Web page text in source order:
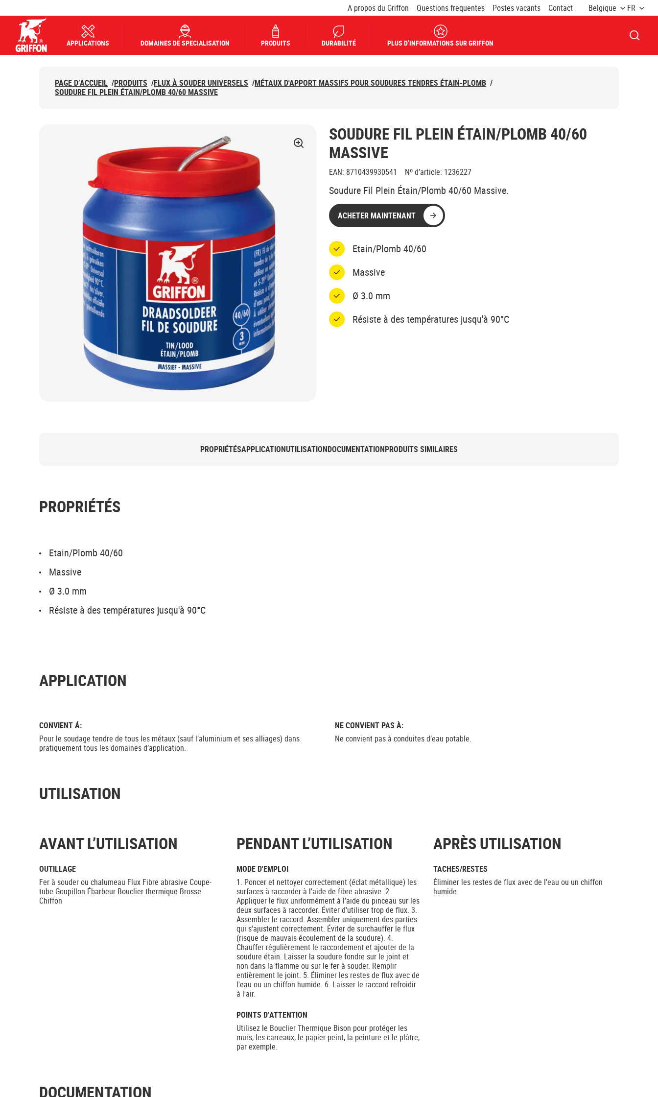
A propos du Griffon Questions frequentes Postes vacants Contact Belgique FR
APPLICATIONS DOMAINES DE SPECIALISATION PRODUITS DURABILITÉ PLUS D’INFORMATIONS SUR GRIFFON
PAGE D’ACCUEIL /PRODUITS /FLUX À SOUDER UNIVERSELS /MÉTAUX D'APPORT MASSIFS POUR SOUDURES TENDRES ÉTAIN-PLOMB /
SOUDURE FIL PLEIN ÉTAIN/PLOMB 40/60 MASSIVE
SOUDURE FIL PLEIN ÉTAIN/PLOMB 40/60
MASSIVE
EAN: 8710439930541 Nº d’article: 1236227
Soudure Fil Plein Étain/Plomb 40/60 Massive.
ACHETER MAINTENANT
Etain/Plomb 40/60
Massive
Ø 3.0 mm
Résiste à des températures jusqu'à 90°C
PROPRIÉTÉSAPPLICATIONUTILISATIONDOCUMENTATIONPRODUITS SIMILAIRES
PROPRIÉTÉS
Etain/Plomb 40/60
Massive
Ø 3.0 mm
Résiste à des températures jusqu'à 90°C
APPLICATION
CONVIENT Á:
Pour le soudage tendre de tous les métaux (sauf l’aluminium et ses alliages) dans
pratiquement tous les domaines d’application.
NE CONVIENT PAS À:
Ne convient pas à conduites d’eau potable.
UTILISATION
AVANT L’UTILISATION
OUTILLAGE
Fer à souder ou chalumeau Flux Fibre abrasive Coupe-
tube Goupillon Ébarbeur Bouclier thermique Brosse
Chiffon
PENDANT L’UTILISATION
MODE D'EMPLOI
1. Poncer et nettoyer correctement (éclat métallique) les
surfaces à raccorder à l'aide de fibre abrasive. 2.
Appliquer le flux uniformément à l'aide du pinceau sur les
deux surfaces à raccorder. Éviter d'utiliser trop de flux. 3.
Assembler le raccord. Assembler uniquement des parties
qui s'ajustent correctement. Éviter de surchauffer le flux
(risque de mauvais écoulement de la soudure). 4.
Chauffer régulièrement le raccordement et ajouter de la
soudure étain. Laisser la soudure fondre sur le joint et
non dans la flamme ou sur le fer à souder. Remplir
entièrement le joint. 5. Éliminer les restes de flux avec de
l'eau ou un chiffon humide. 6. Laisser le raccord refroidir
à l'air.
POINTS D’ATTENTION
Utilisez le Bouclier Thermique Bison pour protéger les
murs, les carreaux, le papier peint, la peinture et le plâtre,
par exemple.
APRÈS UTILISATION
TACHES/RESTES
Éliminer les restes de flux avec de l'eau ou un chiffon
humide.
DOCUMENTATION